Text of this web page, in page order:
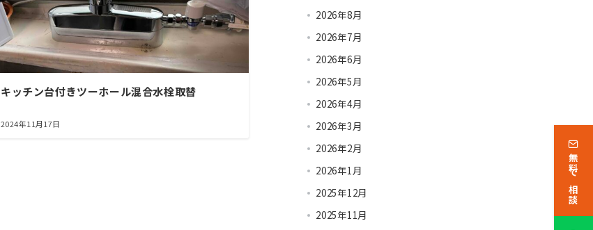
キッチン台付きツーホール混合水栓取替
2024年11月17日
2026年8月
2026年7月
2026年6月
2026年5月
2026年4月
2026年3月
2026年2月
2026年1月
2025年12月
2025年11月
無料で相談